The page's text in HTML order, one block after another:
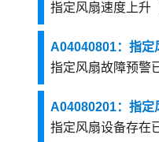
指定风扇速度上升
A04040801：指定
指定风扇故障预警
A04080201：指定
指定风扇设备存在